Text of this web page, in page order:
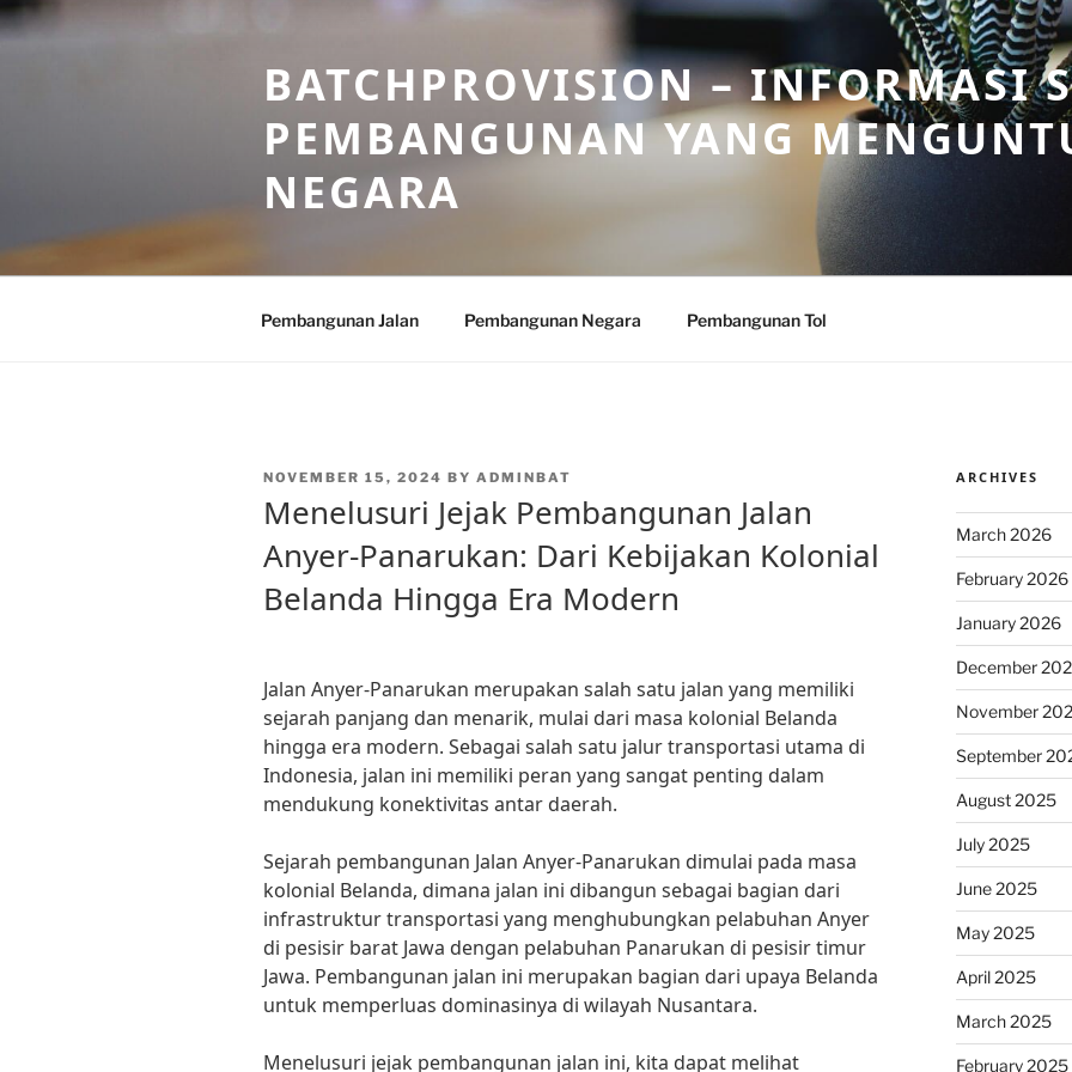
Skip
to
BATCHPROVISION – INFORMASI
PEMBANGUNAN YANG
NEGARA
Pembangunan Jalan Pembangunan Negara Pembangunan Tol
POSTED
NOVEMBER 15, 2024 BY ADMINBAT
Menelusuri Jejak Pembangunan Jalan
Anyer-Panarukan: Dari Kebijakan Kolonial
Belanda Hingga Era Modern
Jalan Anyer-Panarukan merupakan salah satu jalan yang memiliki
sejarah panjang dan menarik, mulai dari masa kolonial Belanda
hingga era modern. Sebagai salah satu jalur transportasi utama di
Indonesia, jalan ini memiliki peran yang sangat penting dalam
mendukung konektivitas antar daerah.
Sejarah pembangunan Jalan Anyer-Panarukan dimulai pada masa
kolonial Belanda, dimana jalan ini dibangun sebagai bagian dari
infrastruktur transportasi yang menghubungkan pelabuhan Anyer
di pesisir barat Jawa dengan pelabuhan Panarukan di pesisir timur
Jawa. Pembangunan jalan ini merupakan bagian dari upaya Belanda
untuk memperluas dominasinya di wilayah Nusantara.
Menelusuri jejak pembangunan jalan ini, kita dapat melihat
ARCHIVES
March 2026
February 2026
January 2026
December
November
September
August 2025
July 2025
June 2025
May 2025
April 2025
March 2025
February 2025